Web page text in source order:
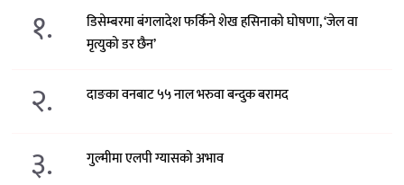
१.
डिसेम्बरमा बंगलादेश फर्किने शेख हसिनाको घोषणा, ‘जेल वा
मृत्युको डर छैन’
२. दाङका वनबाट ५५ नाल भरुवा बन्दुक बरामद
३. गुल्मीमा एलपी ग्यासको अभाव